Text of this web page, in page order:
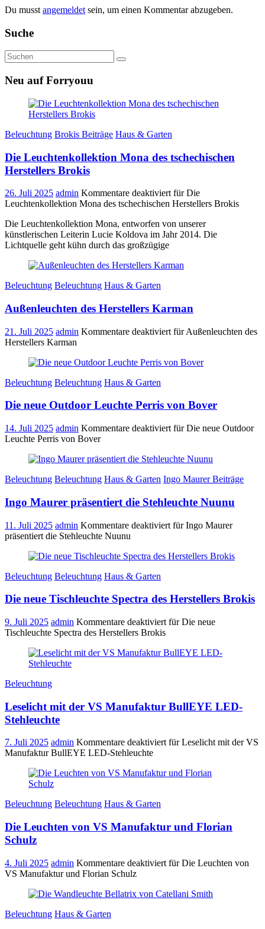
Du musst angemeldet sein, um einen Kommentar abzugeben.
Suche
Neu auf Forryouu
Beleuchtung Brokis Beiträge Haus & Garten
Die Leuchtenkollektion Mona des tschechischen
Herstellers Brokis
26. Juli 2025 admin Kommentare deaktiviert für Die
Leuchtenkollektion Mona des tschechischen Herstellers Brokis
Die Leuchtenkollektion Mona, entworfen von unserer
künstlerischen Leiterin Lucie Koldova im Jahr 2014. Die
Lichtquelle geht kühn durch das großzügige
Beleuchtung Beleuchtung Haus & Garten
Außenleuchten des Herstellers Karman
21. Juli 2025 admin Kommentare deaktiviert für Außenleuchten des
Herstellers Karman
Beleuchtung Beleuchtung Haus & Garten
Die neue Outdoor Leuchte Perris von Bover
14. Juli 2025 admin Kommentare deaktiviert für Die neue Outdoor
Leuchte Perris von Bover
Beleuchtung Beleuchtung Haus & Garten Ingo Maurer Beiträge
Ingo Maurer präsentiert die Stehleuchte Nuunu
11. Juli 2025 admin Kommentare deaktiviert für Ingo Maurer
präsentiert die Stehleuchte Nuunu
Beleuchtung Beleuchtung Haus & Garten
Die neue Tischleuchte Spectra des Herstellers Brokis
9. Juli 2025 admin Kommentare deaktiviert für Die neue
Tischleuchte Spectra des Herstellers Brokis
Beleuchtung
Leselicht mit der VS Manufaktur BullEYE LED-
Stehleuchte
7. Juli 2025 admin Kommentare deaktiviertfür Leselicht mit der VS
Manufaktur BullEYE LED-Stehleuchte
Beleuchtung Beleuchtung Haus & Garten
Die Leuchten von VS Manufaktur und Florian
Schulz
4. Juli 2025 admin Kommentare deaktiviert für Die Leuchten von
VS Manufaktur und Florian Schulz
Beleuchtung Haus & Garten